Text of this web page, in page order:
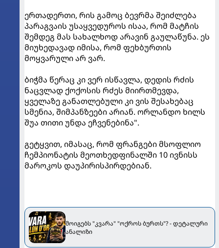
ერთადერთი, რის გამოც ბევრმა შეიძლება
პარაგვაის უსაყვედუროს ისაა, რომ მატჩის
შემდეგ მას სახალხოდ არავინ გაულაწუნა. ეს
მიუხედავად იმისა, რომ ფეხბურთის
მოყვარული არ ვარ.
ბიჭმა წერაც კი ვერ ისწავლა, დედის რძის
ნაცვლად ქოქოსის რძეს მიირთმევდა,
ყველაზე განათლებული კი ვის შესახებაც
სმენია, შიმპანზეები არიან. ორლანდო ხილს
შუა თითი უნდა ეჩვენებინა".
გეტყვით, იმასაც, რომ ფრანგები მსოფლიო
ჩემპიონატის მეოთხედფინალში 10 ივნისს
მაროკოს დაუპირისპირდებიან.
მოიგებს "კვარა" "ოქროს ბურთს"? - დეტალური
ანალიზი